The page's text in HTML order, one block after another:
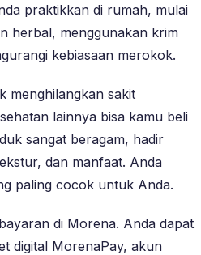
praktikkan di rumah, mulai
herbal, menggunakan krim
kebiasaan merokok.
menghilangkan sakit
lainnya bisa kamu beli
sangat beragam, hadir
dan manfaat. Anda
paling cocok untuk Anda.
di Morena. Anda dapat
digital MorenaPay, akun